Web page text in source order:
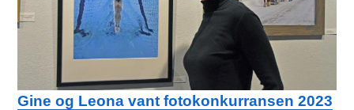
Gine og Leona vant fotokonkurransen 2023